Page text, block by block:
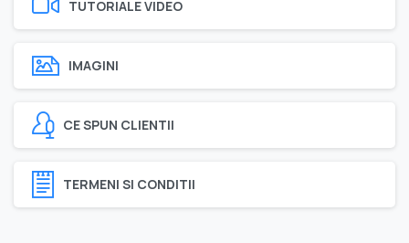
TUTORIALE VIDEO
IMAGINI
CE SPUN CLIENTII
TERMENI SI CONDITII